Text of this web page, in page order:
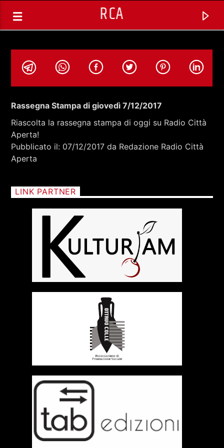
RCA
NIGHT TOYS CON DARIO PIZZETTI
RCA - Radio città aperta
+393401974468
Rassegna Stampa di giovedì 7/12/2017
Riascolta la rassegna stampa di oggi su Radio Città
Aperta!
Pubblicato il: 07/12/2017 da Redazione Radio Città
Aperta
LINK PARTNER